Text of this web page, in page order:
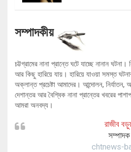
সম্পাদকীয়
চট্টগ্রামের নানা প্রান্তে ঘটে যাচ্ছে নানান
আর কিছু হারিয়ে যায়। হারিয়ে যাওয়া সমস্ত
অক্লান্ত প্রচেষ্টা আমাদের। আন্দোলন, নির্যাতন,
দেশান্তর আর বৈশ্বিক নানা প্রান্তের খবরের
আমরা অনবদ্য।
রাজীব
সম্পাদক
chtnews-